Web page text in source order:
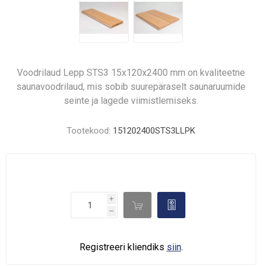
Voodrilaud Lepp STS3 15x120x2400 mm on kvaliteetne
saunavoodrilaud, mis sobib suurepäraselt saunaruumide
seinte ja lagede viimistlemiseks.
Tootekood: 151202400STS3LLPK
i
h
d 
Registreeri kliendiks siin.